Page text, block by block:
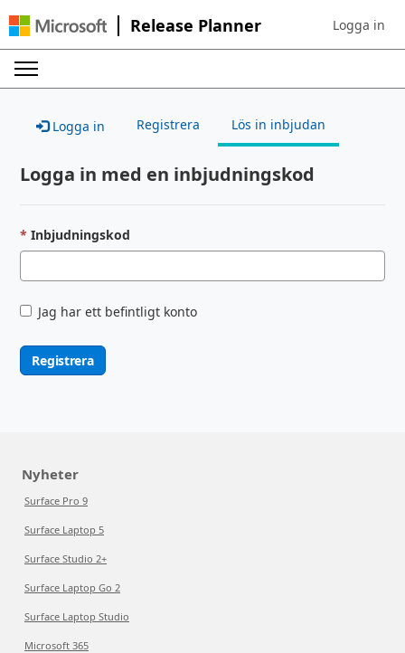
Release Planner Sign in to
Logga in
Logga in Registrera Lös in inbjudan
Logga in med en inbjudningskod
Inbjudningskod
Jag har ett befintligt konto
Registrera
Nyheter
Surface Pro 9
Surface Laptop 5
Surface Studio 2+
Surface Laptop Go 2
Surface Laptop Studio
Microsoft 365